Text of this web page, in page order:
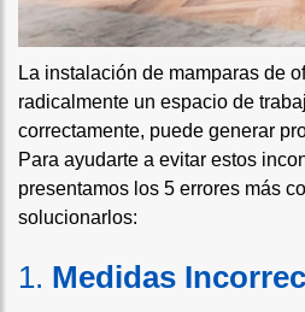
La instalación de mamparas de
radicalmente un espacio de
correctamente, puede generar
Para ayudarte a evitar estos
presentamos los 5 errores más
solucionarlos:
1. Medidas